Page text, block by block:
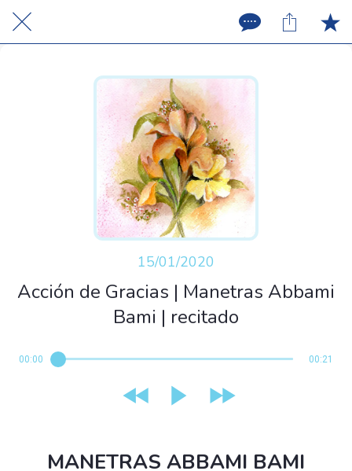
15/01/2020
Acción de Gracias | Manetras Abbami
Bami | recitado
00:00 00:21
MANETRAS ABBAMI BAMI